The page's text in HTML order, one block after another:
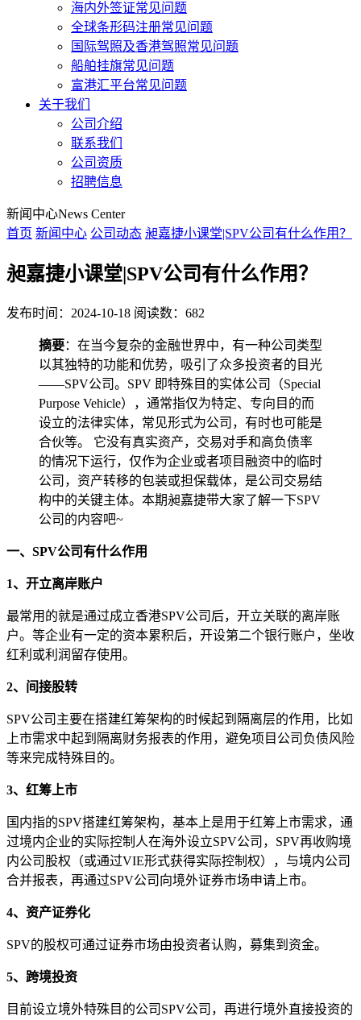
海内外签证常见问题
全球条形码注册常见问题
国际驾照及香港驾照常见问题
船舶挂旗常见问题
富港汇平台常见问题
关于我们
公司介绍
联系我们
公司资质
招聘信息
新闻中心News Center
首页 新闻中心 公司动态 昶嘉捷小课堂|SPV公司有什么作用？
昶嘉捷小课堂|SPV公司有什么作用？
发布时间：2024-10-18 阅读数：682
摘要：在当今复杂的金融世界中，有一种公司类型
以其独特的功能和优势，吸引了众多投资者的目光
——SPV公司。SPV 即特殊目的实体公司（Special
Purpose Vehicle），通常指仅为特定、专向目的而
设立的法律实体，常见形式为公司，有时也可能是
合伙等。 它没有真实资产，交易对手和高负债率
的情况下运行，仅作为企业或者项目融资中的临时
公司，资产转移的包装或担保载体，是公司交易结
构中的关键主体。本期昶嘉捷带大家了解一下SPV
公司的内容吧~
一、SPV公司有什么作用
1、开立离岸账户
最常用的就是通过成立香港SPV公司后，开立关联的离岸账
户。等企业有一定的资本累积后，开设第二个银行账户，坐收
红利或利润留存使用。
2、间接股转
SPV公司主要在搭建红筹架构的时候起到隔离层的作用，比如
上市需求中起到隔离财务报表的作用，避免项目公司负债风险
等来完成特殊目的。
3、红筹上市
国内指的SPV搭建红筹架构，基本上是用于红筹上市需求，通
过境内企业的实际控制人在海外设立SPV公司，SPV再收购境
内公司股权（或通过VIE形式获得实际控制权），与境内公司
合并报表，再通过SPV公司向境外证券市场申请上市。
4、资产证券化
SPV的股权可通过证券市场由投资者认购，募集到资金。
5、跨境投资
目前设立境外特殊目的公司SPV公司，再进行境外直接投资的